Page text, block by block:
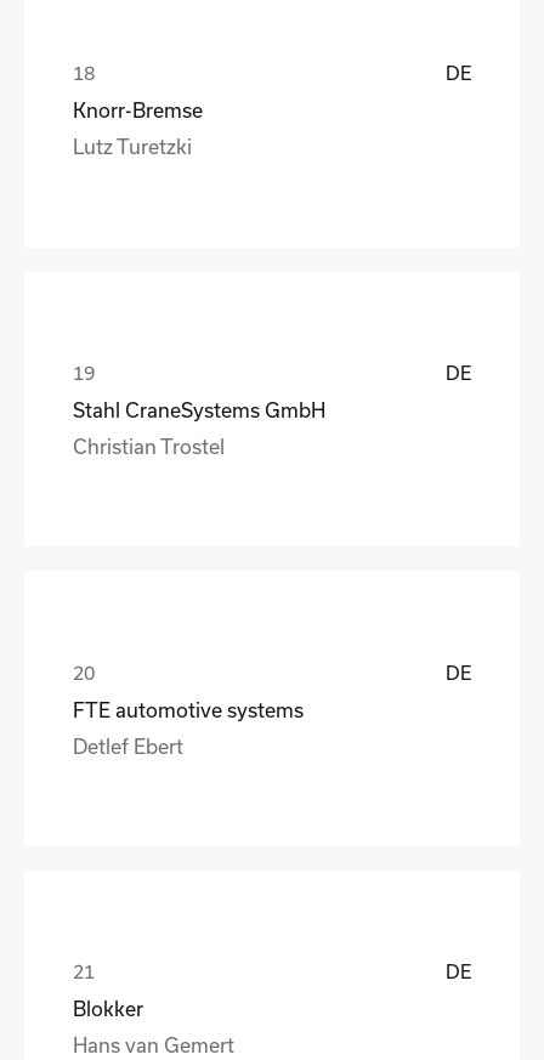
DE
Knorr-Bremse
Lutz Turetzki
DE
Stahl CraneSystems GmbH
Christian Trostel
DE
FTE automotive systems
Detlef Ebert
DE
Blokker
Hans van Gemert